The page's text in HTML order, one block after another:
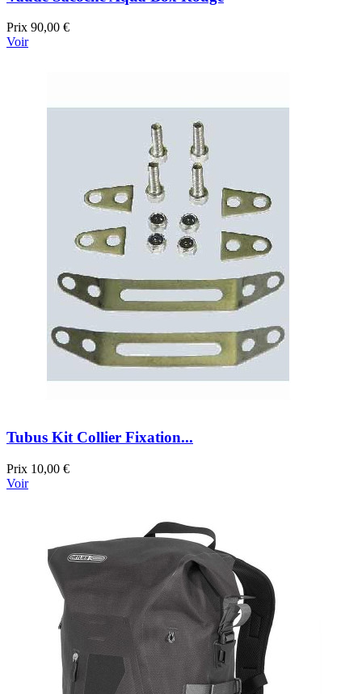
Prix 90,00 €
Voir
Tubus Kit Collier Fixation...
Prix 10,00 €
Voir